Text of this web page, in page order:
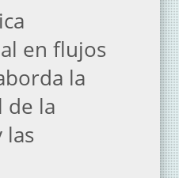
en flujos
la
de la
las